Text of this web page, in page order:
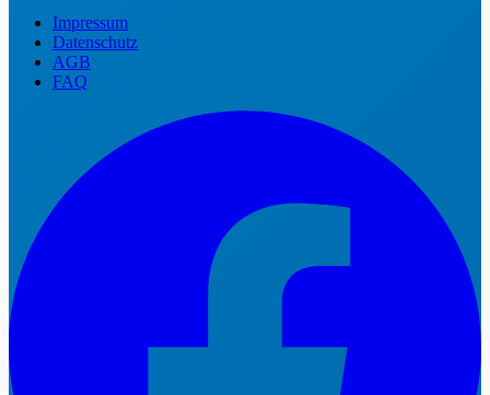
Impressum
Datenschutz
AGB
FAQ